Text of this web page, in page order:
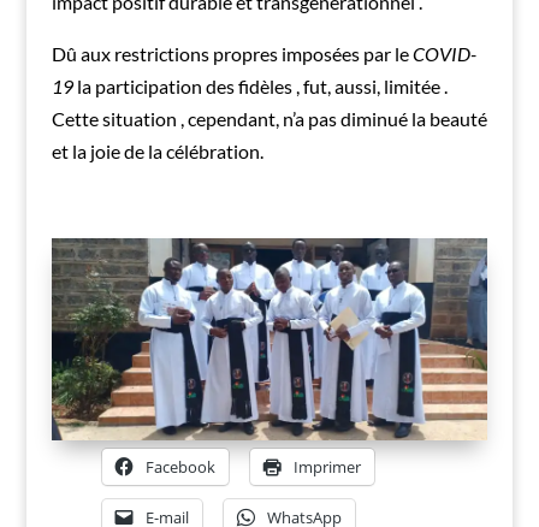
Dû aux restrictions propres imposées par leCOVID-
19 la participation des fidèles , fut, aussi, limitée .
Cette situation , cependant, n’a pas diminué la beauté
et la joie de la célébration.
Facebook Imprimer
E-mail WhatsApp